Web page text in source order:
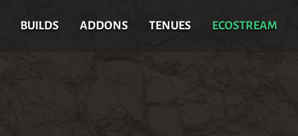
BUILDS ADDONS TENUES ECOSTREAM